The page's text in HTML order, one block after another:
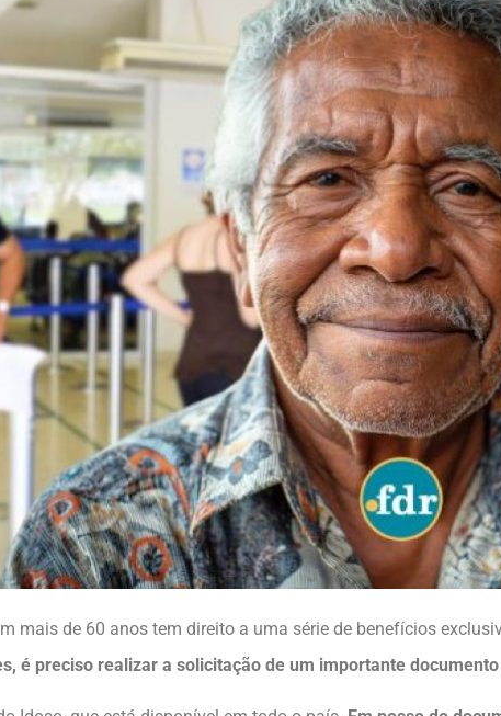
mais de 60 anos tem direito a uma série de benefícios
é preciso realizar a solicitação de um importante